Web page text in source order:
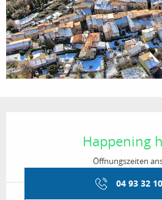
Happening
Öffnungszeiten
04 93 32 10